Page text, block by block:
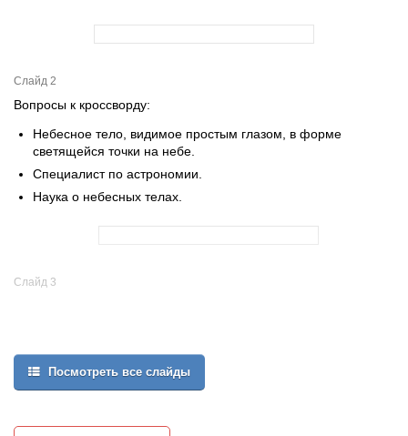
Слайд 2
Вопросы к кроссворду:
Небесное тело, видимое простым глазом, в форме
светящейся точки на небе.
Специалист по астрономии.
Наука о небесных телах.
Слайд 3
Посмотреть все слайды